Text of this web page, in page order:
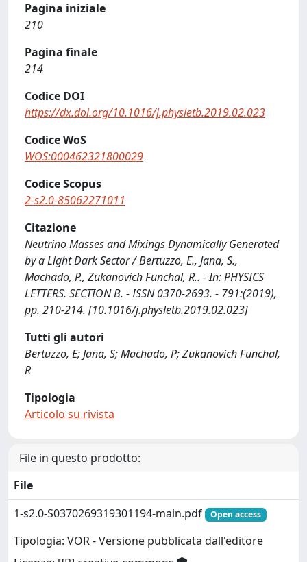
Pagina iniziale
210
Pagina finale
214
Codice DOI
https://dx.doi.org/10.1016/j.physletb.2019.02.023
Codice WoS
WOS:000462321800029
Codice Scopus
2-s2.0-85062271011
Citazione
Neutrino Masses and Mixings Dynamically Generated
by a Light Dark Sector / Bertuzzo, E., Jana, S.,
Machado, P., Zukanovich Funchal, R.. - In: PHYSICS
LETTERS. SECTION B. - ISSN 0370-2693. - 791:(2019),
pp. 210-214. [10.1016/j.physletb.2019.02.023]
Tutti gli autori
Bertuzzo, E; Jana, S; Machado, P; Zukanovich Funchal,
R
Tipologia
Articolo su rivista
File in questo prodotto:
File
1-s2.0-S0370269319301194-main.pdf
Open access
Tipologia: VOR - Versione pubblicata dall'editore